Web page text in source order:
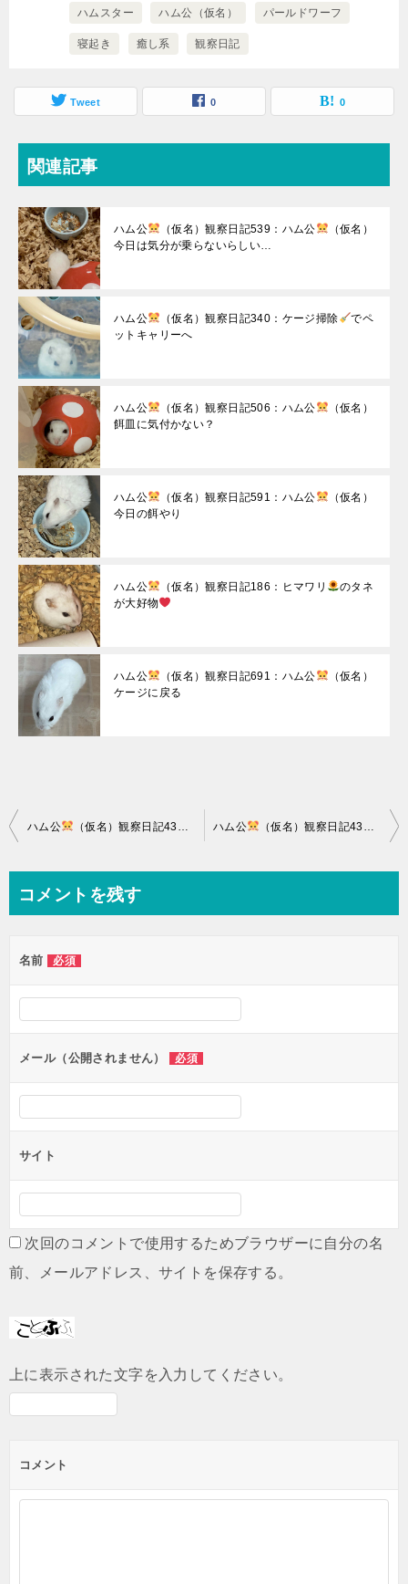
ハムスター ハム公（仮名） パールドワーフ
寝起き 癒し系 観察日記
Tweet 0 0
関連記事
ハム公 （仮名）観察日記539：ハム公
（仮名）
今日は気分が乗らないらしい…
ハム公 （仮名）観察日記340：ケージ掃除
でペ
ットキャリーへ
ハム公 （仮名）観察日記506：ハム公
（仮名）
餌皿に気付かない？
ハム公 （仮名）観察日記591：ハム公
（仮名）
今日の餌やり
ハム公 （仮名）観察日記186：ヒマワリ
のタネ
が大好物
ハム公 （仮名）観察日記691：ハム公
（仮名）
ケージに戻る
投
ビ
ー
シ
ン
ハム公 （仮名）観察日記436：ハム公 (仮名)おやつにカボチャ のタ
ハム公 （仮名）観察日記438：ハム公
コメントを残す
名前 必須
メール（公開されません） 必須
サイト
次回のコメントで使用するためブラウザーに自分の名
前、メールアドレス、サイトを保存する。
上に表示された文字を入力してください。
コメント